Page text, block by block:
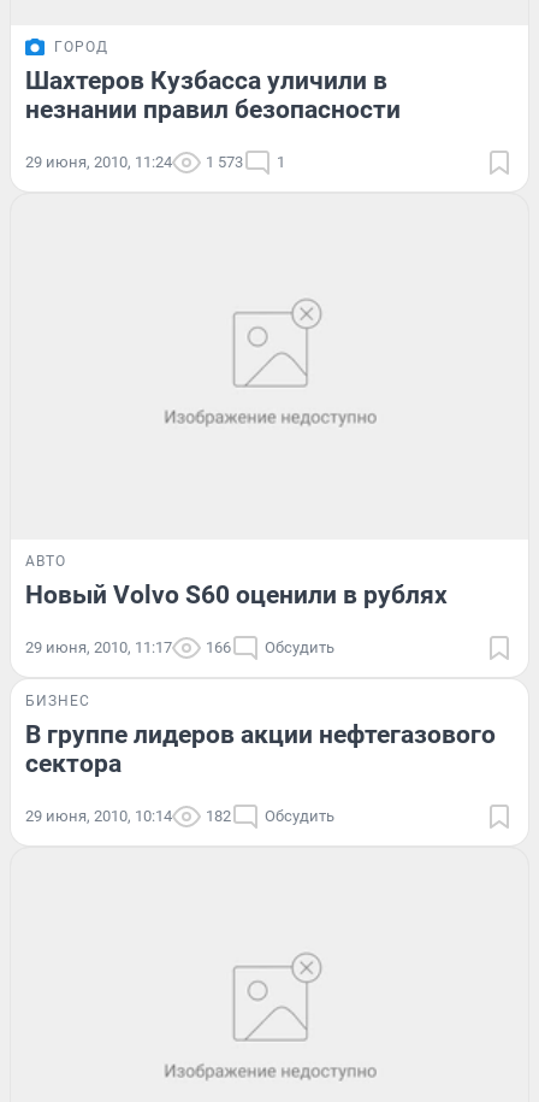
ГОРОД
Шахтеров Кузбасса уличили в
незнании правил безопасности
29 июня, 2010, 11:24 1 573 1
АВТО
Новый Volvo S60 оценили в рублях
29 июня, 2010, 11:17 166 Обсудить
БИЗНЕС
В группе лидеров акции нефтегазового
сектора
29 июня, 2010, 10:14 182 Обсудить